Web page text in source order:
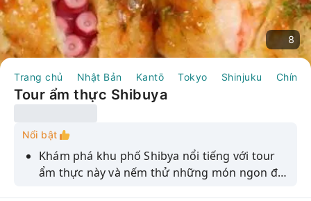
8
Trang chủ Nhật Bản Kantō Tokyo Shinjuku Chính
Tour ẩm thực Shibuya
Nổi bật
Khám phá khu phố Shibya nổi tiếng với tour
ẩm thực này và nếm thử những món ngon địa